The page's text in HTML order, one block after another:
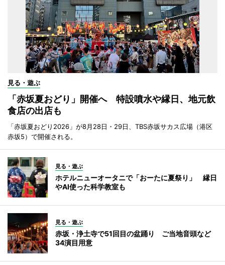
見る・遊ぶ
「赤坂夏おどり」開催へ 特設噴水や縁日、地元飲
食店の出店も
「赤坂夏おどり2026」が8月28日・29日、TBS赤坂サカス広場（港区
赤坂5）で開催される。
見る・遊ぶ
ホテルニューオータニで「おーたに夏祭り」 縁日
やAI使った科学教室も
見る・遊ぶ
赤坂・浄土寺で51回目の盆踊り ご当地音頭など
34演目用意